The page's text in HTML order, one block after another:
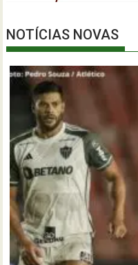
NOTÍCIAS NOVAS